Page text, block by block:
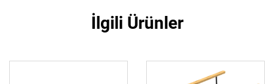
İlgili Ürünler